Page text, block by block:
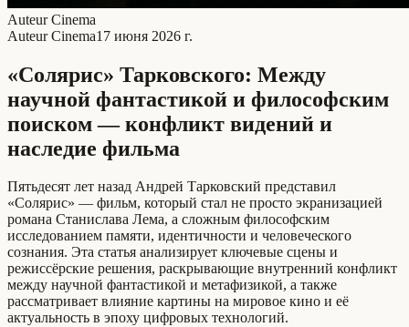
Auteur Cinema
Auteur Cinema17 июня 2026 г.
«Солярис» Тарковского: Между
научной фантастикой и философским
поиском — конфликт видений и
наследие фильма
Пятьдесят лет назад Андрей Тарковский представил
«Солярис» — фильм, который стал не просто экранизацией
романа Станислава Лема, а сложным философским
исследованием памяти, идентичности и человеческого
сознания. Эта статья анализирует ключевые сцены и
режиссёрские решения, раскрывающие внутренний конфликт
между научной фантастикой и метафизикой, а также
рассматривает влияние картины на мировое кино и её
актуальность в эпоху цифровых технологий.